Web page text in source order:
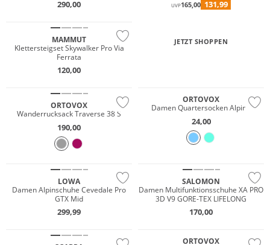
290,00 UVP165,00 131,99
MAMMUT
Klettersteigset Skywalker Pro Via
Ferrata
120,00
JETZT SHOPPEN
ORTOVOX
Wanderrucksack Traverse 38 S
190,00
ORTOVOX
Damen Quartersocken Alpine
24,00
LOWA
Damen Alpinschuhe Cevedale Pro
GTX Mid
299,99
SALOMON
Damen Multifunktionsschuhe XA PRO
3D V9 GORE-TEX LIFELONG
170,00
NEU
Merino
ORTOVOX